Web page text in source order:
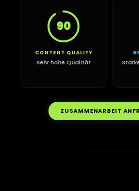
90
CONTENT QUALITY
Sehr hohe Qualität
ZUSAMMENARBEIT